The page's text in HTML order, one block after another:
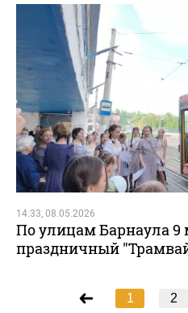
14:33, 08.05.2026
По улицам Барнаула 9
праздничный
1 2